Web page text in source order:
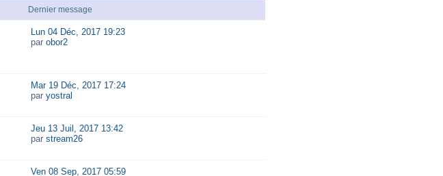
Dernier message
Lun 04 Déc, 2017 19:23
par obor2
Mar 19 Déc, 2017 17:24
par yostral
Jeu 13 Juil, 2017 13:42
par stream26
Ven 08 Sep, 2017 05:59